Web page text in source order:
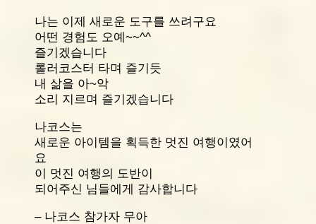
나는 이제 새로운 도구를 쓰려구요
어떤 경험도 오예~~^^
즐기겠습니다
롤러코스터 타며 즐기듯
내 삶을 아~악
소리 지르며 즐기겠습니다
나코스는
새로운 아이템을 획득한 멋진 여행이였어
요
이 멋진 여행의 도반이
되어주신 님들에게 감사합니다
– 나코스 참가자 무아